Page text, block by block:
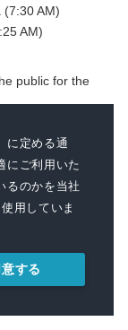
に定める通
にご利用いた
るのかを当社
用していま
意する
AM)
AM)
public for the
in Los
celebrity